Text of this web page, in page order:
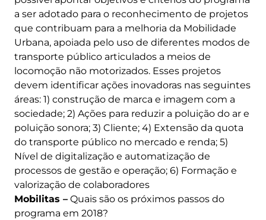
a ser adotado para o reconhecimento de projetos
que contribuam para a melhoria da Mobilidade
Urbana, apoiada pelo uso de diferentes modos de
transporte público articulados a meios de
locomoção não motorizados. Esses projetos
devem identificar ações inovadoras nas seguintes
áreas: 1) construção de marca e imagem com a
sociedade; 2) Ações para reduzir a poluição do ar e
poluição sonora; 3) Cliente; 4) Extensão da quota
do transporte público no mercado e renda; 5)
Nível de digitalização e automatização de
processos de gestão e operação; 6) Formação e
valorização de colaboradores
Mobilitas – Quais são os próximos passos do
programa em 2018?